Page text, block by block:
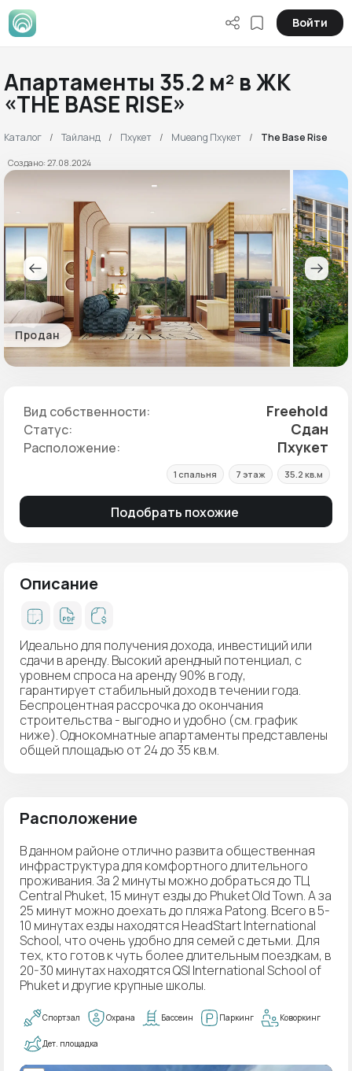
Войти
Апартаменты 35.2 м² в ЖК
«THE BASE RISE»
Каталог Тайланд Пхукет Mueang Пхукет The Base Rise
Создано: 27.08.2024
Продан
Вид собственности: Freehold
Статус: Сдан
Расположение: Пхукет
1 спальня 7 этаж 35.2 кв.м
Подобрать похожие
Описание
Идеально для получения дохода, инвестиций или
сдачи в аренду. Высокий арендный потенциал, с
уровнем спроса на аренду 90% в году,
гарантирует стабильный доход в течении года.
Беспроцентная рассрочка до окончания
строительства - выгодно и удобно (см. график
ниже). Однокомнатные апартаменты представлены
общей площадью от 24 до 35 кв.м.
Расположение
В данном районе отлично развита общественная
инфраструктура для комфортного длительного
проживания. За 2 минуты можно добраться до ТЦ
Central Phuket, 15 минут езды до Phuket Old Town. А за
25 минут можно доехать до пляжа Patong. Всего в 5-
10 минутах езды находятся HeadStart International
School, что очень удобно для семей с детьми. Для
тех, кто готов к чуть более длительным поездкам, в
20-30 минутах находятся QSI International School of
Phuket и другие крупные школы.
Спортзал Охрана Бассеин Паркинг Коворкинг
Дет. площадка